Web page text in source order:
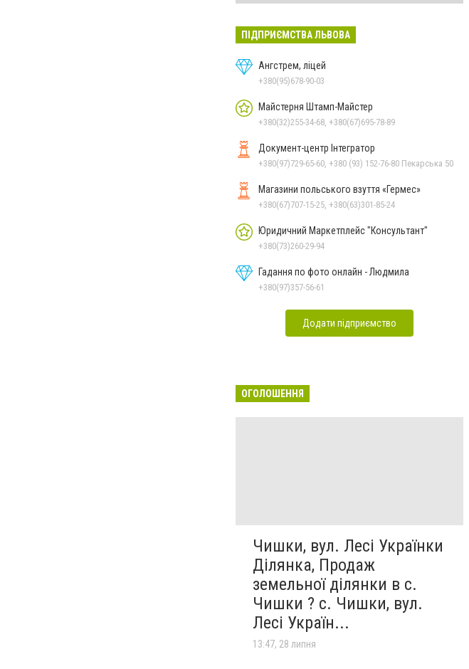
ПІДПРИЄМСТВА ЛЬВОВА
Ангстрем, ліцей
+380(95)678-90-03
Майстерня Штамп-Майстер
+380(32)255-34-68, +380(67)695-78-89
Документ-центр Інтегратор
+380(97)729-65-60, +380 (93) 152-76-80 Пекарська 50
Магазини польського взуття «Гермес»
+380(67)707-15-25, +380(63)301-85-24
Юридичний Маркетплейс "Консультант"
+380(73)260-29-94
Гадання по фото онлайн - Людмила
+380(97)357-56-61
Додати підприємство
ОГОЛОШЕННЯ
Чишки, вул. Лесі Українки
Ділянка, Продаж
земельної ділянки в с.
Чишки ? с. Чишки, вул.
Лесі Україн...
13:47, 28 липня